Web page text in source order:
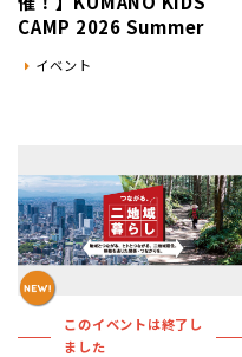
CAMP 2026 Summer
イベント
このイベントは終了し
ました